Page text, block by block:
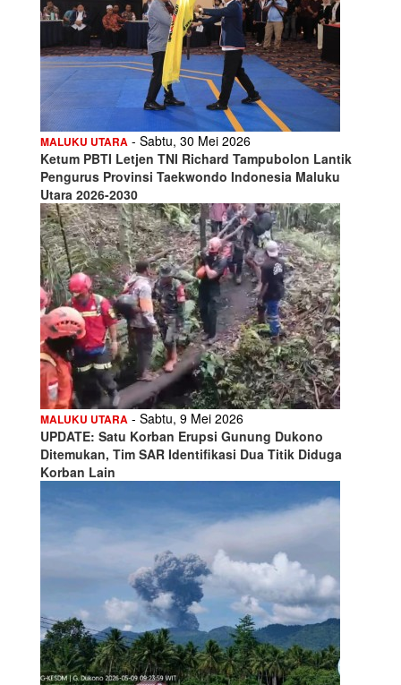
MALUKU UTARA - Sabtu, 30 Mei 2026
Ketum PBTI Letjen TNI Richard Tampubolon Lantik
Pengurus Provinsi Taekwondo Indonesia Maluku
Utara 2026-2030
MALUKU UTARA - Sabtu, 9 Mei 2026
UPDATE: Satu Korban Erupsi Gunung Dukono
Ditemukan, Tim SAR Identifikasi Dua Titik Diduga
Korban Lain